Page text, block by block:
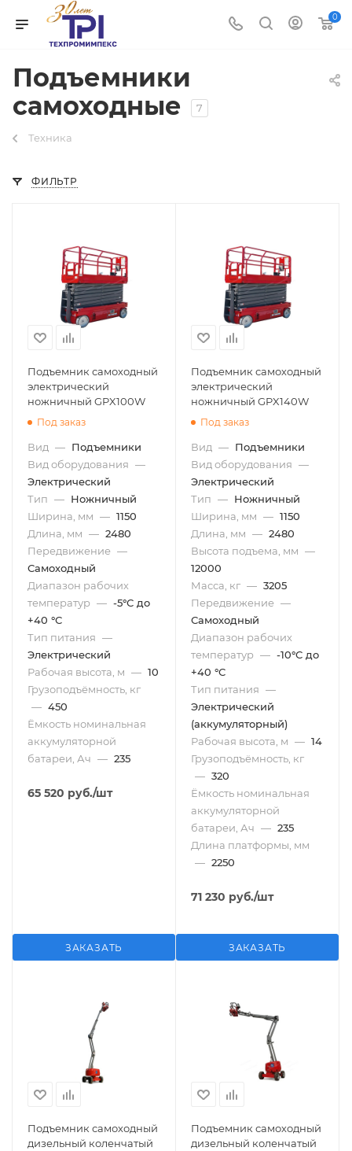
0
Подъемники
самоходные
7
Техника
ФИЛЬТР
Подъемник самоходный
электрический
ножничный GPX100W
Под заказ
Вид — Подъемники
Вид оборудования —
Электрический
Тип — Ножничный
Ширина, мм — 1150
Длина, мм — 2480
Передвижение —
Самоходный
Диапазон рабочих
температур — -5°С до
+40 °С
Тип питания —
Электрический
Рабочая высота, м — 10
Грузоподъёмность, кг
— 450
Ёмкость номинальная
аккумуляторной
батареи, Ач — 235
65 520 руб./шт
ЗАКАЗАТЬ
Подъемник самоходный
электрический
ножничный GPX140W
Под заказ
Вид — Подъемники
Вид оборудования —
Электрический
Тип — Ножничный
Ширина, мм — 1150
Длина, мм — 2480
Высота подъема, мм —
12000
Масса, кг — 3205
Передвижение —
Самоходный
Диапазон рабочих
температур — -10°С до
+40 °С
Тип питания —
Электрический
(аккумуляторный)
Рабочая высота, м — 14
Грузоподъёмность, кг
— 320
Ёмкость номинальная
аккумуляторной
батареи, Ач — 235
Длина платформы, мм
— 2250
71 230 руб./шт
ЗАКАЗАТЬ
Подъемник самоходный
дизельный коленчатый
Подъемник самоходный
дизельный коленчатый